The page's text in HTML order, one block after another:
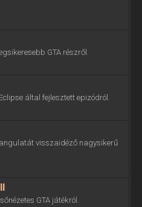
GTA részről.
által fejlesztett epizódról.
visszaidéző nagysikerű
GTA játékról.